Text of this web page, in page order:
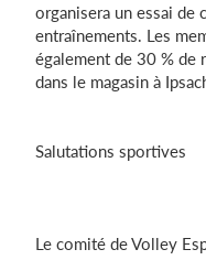
organisera un essai de
entraînements. Les
également de 30 % de
dans le magasin à
Salutations sportives
Le comité de Volley